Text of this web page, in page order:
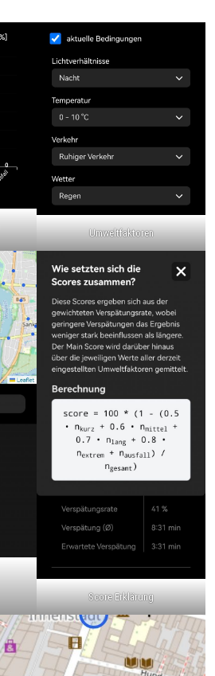
Umweltfaktoren
Score Erklärung